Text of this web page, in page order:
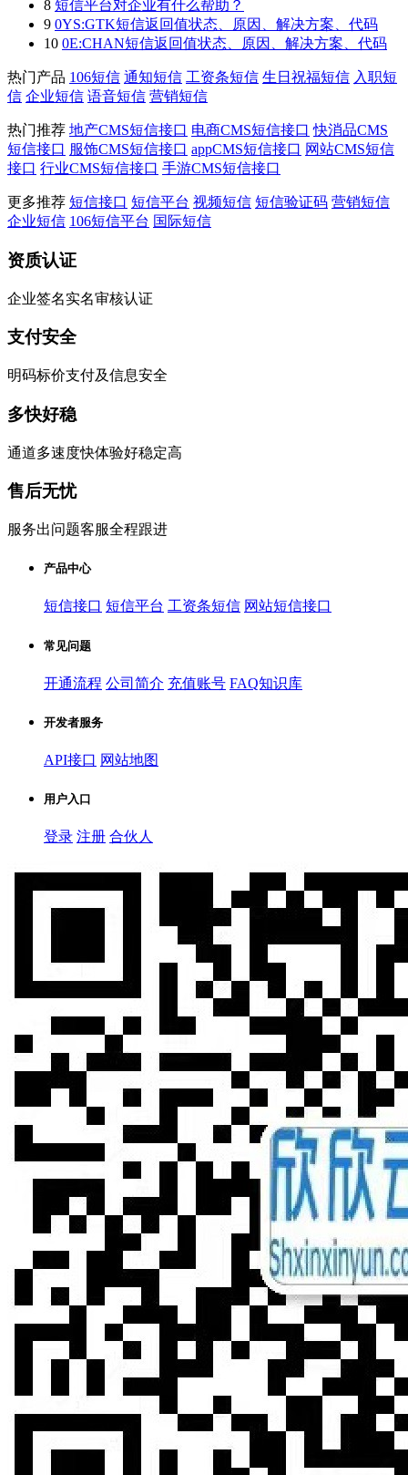
8 短信平台对企业有什么帮助？
9 0YS:GTK短信返回值状态、原因、解决方案、代码
10 0E:CHAN短信返回值状态、原因、解决方案、代码
热门产品 106短信 通知短信 工资条短信 生日祝福短信 入职短
信 企业短信 语音短信 营销短信
热门推荐 地产CMS短信接口 电商CMS短信接口 快消品CMS
短信接口 服饰CMS短信接口 appCMS短信接口 网站CMS短信
接口 行业CMS短信接口 手游CMS短信接口
更多推荐 短信接口 短信平台 视频短信 短信验证码 营销短信
企业短信 106短信平台 国际短信
资质认证
企业签名实名审核认证
支付安全
明码标价支付及信息安全
多快好稳
通道多速度快体验好稳定高
售后无忧
服务出问题客服全程跟进
产品中心
短信接口 短信平台 工资条短信 网站短信接口
常见问题
开通流程 公司简介 充值账号 FAQ知识库
开发者服务
API接口 网站地图
用户入口
登录 注册 合伙人